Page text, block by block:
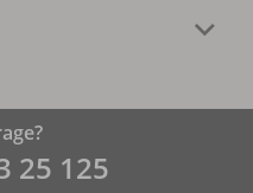
25 125